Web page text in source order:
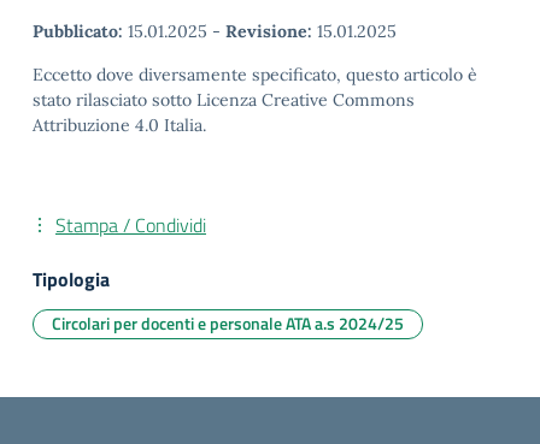
Pubblicato: 15.01.2025 - Revisione: 15.01.2025
Eccetto dove diversamente specificato, questo articolo è
stato rilasciato sotto Licenza Creative Commons
Attribuzione 4.0 Italia.
Stampa / Condividi
Tipologia
Circolari per docenti e personale ATA a.s 2024/25